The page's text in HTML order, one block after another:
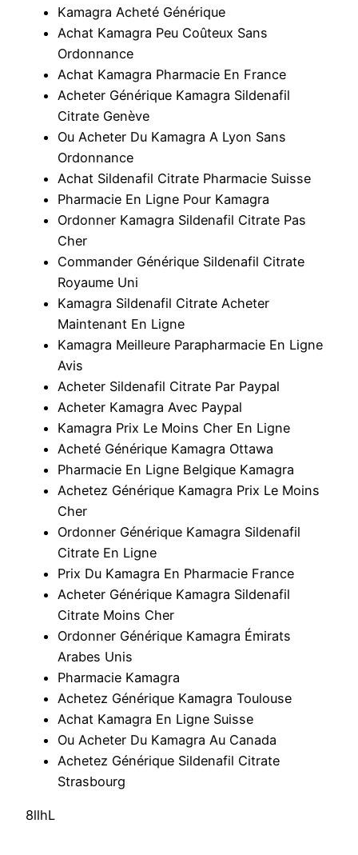
Kamagra Acheté Générique
Achat Kamagra Peu Coûteux Sans
Ordonnance
Achat Kamagra Pharmacie En France
Acheter Générique Kamagra Sildenafil
Citrate Genève
Ou Acheter Du Kamagra A Lyon Sans
Ordonnance
Achat Sildenafil Citrate Pharmacie Suisse
Pharmacie En Ligne Pour Kamagra
Ordonner Kamagra Sildenafil Citrate Pas
Cher
Commander Générique Sildenafil Citrate
Royaume Uni
Kamagra Sildenafil Citrate Acheter
Maintenant En Ligne
Kamagra Meilleure Parapharmacie En Ligne
Avis
Acheter Sildenafil Citrate Par Paypal
Acheter Kamagra Avec Paypal
Kamagra Prix Le Moins Cher En Ligne
Acheté Générique Kamagra Ottawa
Pharmacie En Ligne Belgique Kamagra
Achetez Générique Kamagra Prix Le Moins
Cher
Ordonner Générique Kamagra Sildenafil
Citrate En Ligne
Prix Du Kamagra En Pharmacie France
Acheter Générique Kamagra Sildenafil
Citrate Moins Cher
Ordonner Générique Kamagra Émirats
Arabes Unis
Pharmacie Kamagra
Achetez Générique Kamagra Toulouse
Achat Kamagra En Ligne Suisse
Ou Acheter Du Kamagra Au Canada
Achetez Générique Sildenafil Citrate
Strasbourg
8llhL